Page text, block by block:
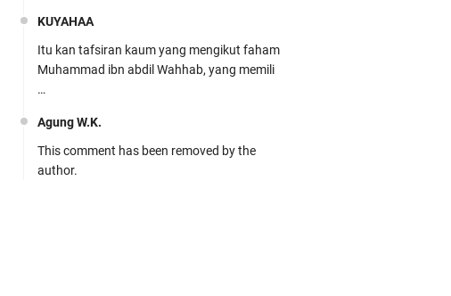
KUYAHAA
Itu kan tafsiran kaum yang mengikut faham
Muhammad ibn abdil Wahhab, yang memili
…
Agung W.K.
This comment has been removed by the
author.